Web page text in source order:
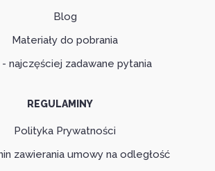
Blog
Materiały do pobrania
- najczęściej zadawane pytania
REGULAMINY
Polityka Prywatności
zawierania umowy na odległość